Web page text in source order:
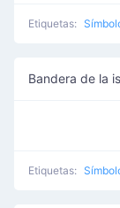
Etiquetas:
Bandera de la
Etiquetas: